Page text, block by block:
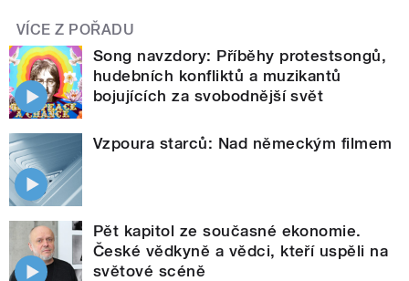
VÍCE Z POŘADU
Song navzdory: Příběhy protestsongů,
hudebních konfliktů a muzikantů
bojujících za svobodnější svět
Vzpoura starců: Nad německým filmem
Pět kapitol ze současné ekonomie.
České vědkyně a vědci, kteří uspěli na
světové scéně